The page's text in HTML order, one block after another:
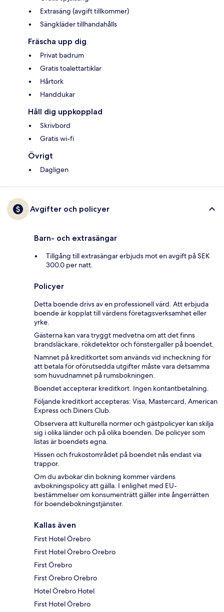
Extrasäng (avgift tillkommer)
Sängkläder tillhandahålls
Fräscha upp dig
Privat badrum
Gratis toalettartiklar
Hårtork
Handdukar
Håll dig uppkopplad
Skrivbord
Gratis wi-fi
Övrigt
Dagligen
Avgifter och policyer
Barn- och extrasängar
Tillgång till extrasängar erbjuds mot en avgift på SEK
300.0 per natt.
Policyer
Detta boende drivs av en professionell värd. Att erbjuda
boende är kopplat till värdens företagsverksamhet eller
yrke.
Gästerna kan vara tryggt medvetna om att det finns
brandsläckare, rökdetektor och fönstergaller på boendet.
Namnet på kreditkortet som används vid incheckning för
att betala för oförutsedda utgifter måste vara detsamma
som huvudnamnet på rumsbokningen.
Boendet accepterar kreditkort. Ingen kontantbetalning.
Följande kreditkort accepteras: Visa, Mastercard, American
Express och Diners Club.
Observera att kulturella normer och gästpolicyer kan skilja
sig i olika länder och på olika boenden. De policyer som
listas är boendets egna.
Hissen och frukostområdet på boendet nås endast via
trappor.
Om du avbokar din bokning kommer värdens
avbokningspolicy att gälla. I enlighet med EU-
bestämmelser om konsumenträtt gäller inte ångerrätten
för boendebokningstjänster.
Kallas även
First Hotel Örebro
First Hotel Örebro Orebro
First Örebro
First Örebro Orebro
Hotel Örebro Hotel
First Hotel Örebro